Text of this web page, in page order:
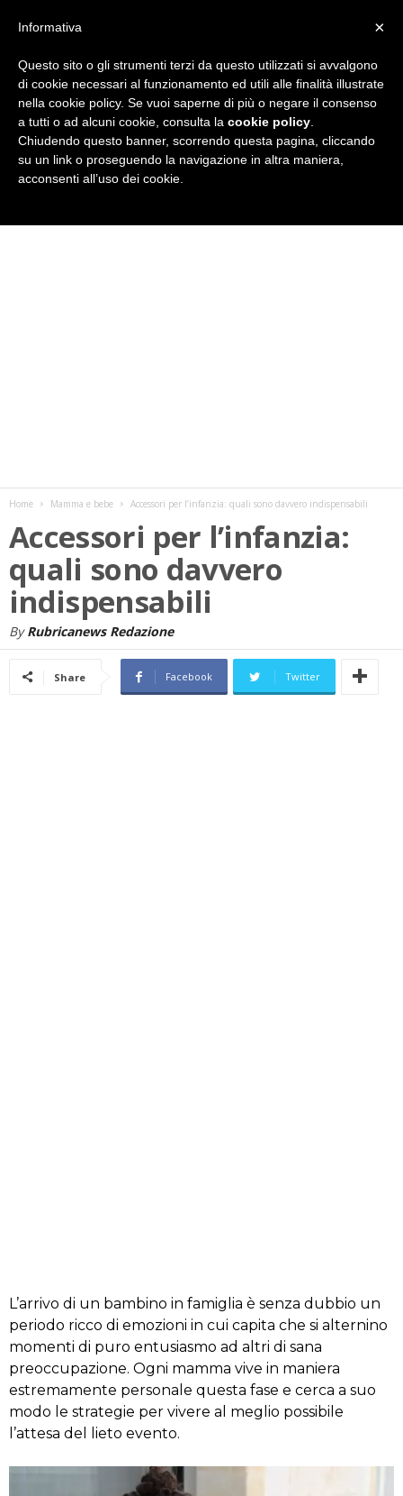
i
Home Mamma e bebe Accessori per l’infanzia: quali sono davvero indispensabili
Accessori per l’infanzia:
quali sono davvero
indispensabili
By Rubricanews Redazione
Share Facebook Twitter
L’arrivo di un bambino in famiglia è senza dubbio un
periodo ricco di emozioni in cui capita che si alternino
momenti di puro entusiasmo ad altri di sana
preoccupazione. Ogni mamma vive in maniera
estremamente personale questa fase e cerca a suo
modo le strategie per vivere al meglio possibile
l’attesa del lieto evento.
×
Informativa
Questo sito o gli strumenti terzi da questo utilizzati si avvalgono
di cookie necessari al funzionamento ed utili alle finalità illustrate
nella cookie policy. Se vuoi saperne di più o negare il consenso
a tutti o ad alcuni cookie, consulta la cookie policy
Chiudendo questo banner, scorrendo questa pagina, cliccando
su un link o proseguendo la navigazione in altra maniera,
acconsenti all’uso dei cookie.